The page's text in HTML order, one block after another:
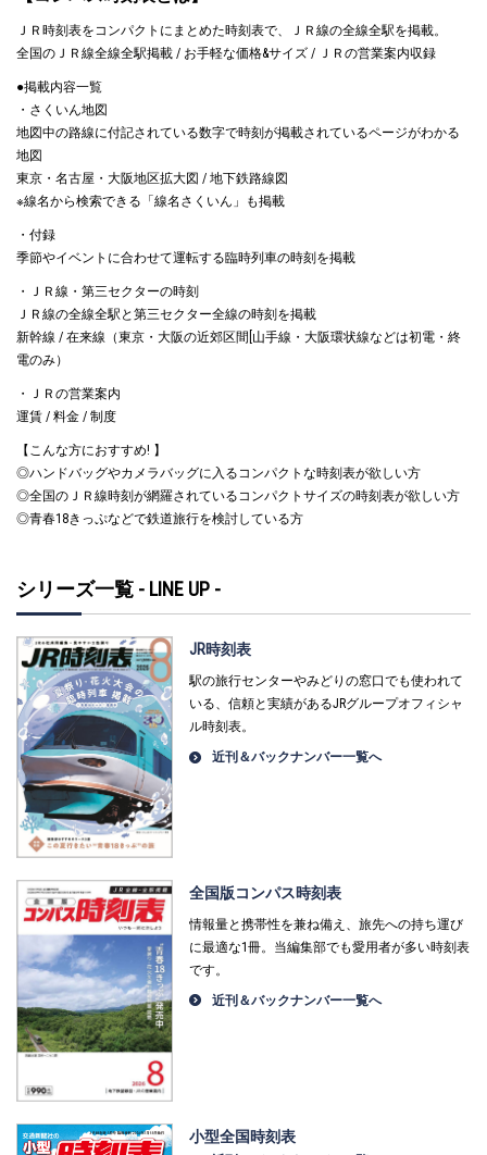
ＪＲ時刻表をコンパクトにまとめた時刻表で、ＪＲ線の全線全駅を掲載。
全国のＪＲ線全線全駅掲載 / お手軽な価格&サイズ / ＪＲの営業案内収録
●掲載内容一覧
・さくいん地図
地図中の路線に付記されている数字で時刻が掲載されているページがわかる
地図
東京・名古屋・大阪地区拡大図 / 地下鉄路線図
※線名から検索できる「線名さくいん」も掲載
・付録
季節やイベントに合わせて運転する臨時列車の時刻を掲載
・ＪＲ線・第三セクターの時刻
ＪＲ線の全線全駅と第三セクター全線の時刻を掲載
新幹線 / 在来線（東京・大阪の近郊区間[山手線・大阪環状線などは初電・終
電のみ）
・ＪＲの営業案内
運賃 / 料金 / 制度
【こんな方におすすめ! 】
◎ハンドバッグやカメラバッグに入るコンパクトな時刻表が欲しい方
◎全国のＪＲ線時刻が網羅されているコンパクトサイズの時刻表が欲しい方
◎青春18きっぷなどで鉄道旅行を検討している方
シリーズ一覧 - LINE UP -
JR時刻表
駅の旅行センターやみどりの窓口でも使われて
いる、信頼と実績があるJRグループオフィシャ
ル時刻表。
近刊＆バックナンバー一覧へ
全国版コンパス時刻表
情報量と携帯性を兼ね備え、旅先への持ち運び
に最適な1冊。当編集部でも愛用者が多い時刻表
です。
近刊＆バックナンバー一覧へ
小型全国時刻表